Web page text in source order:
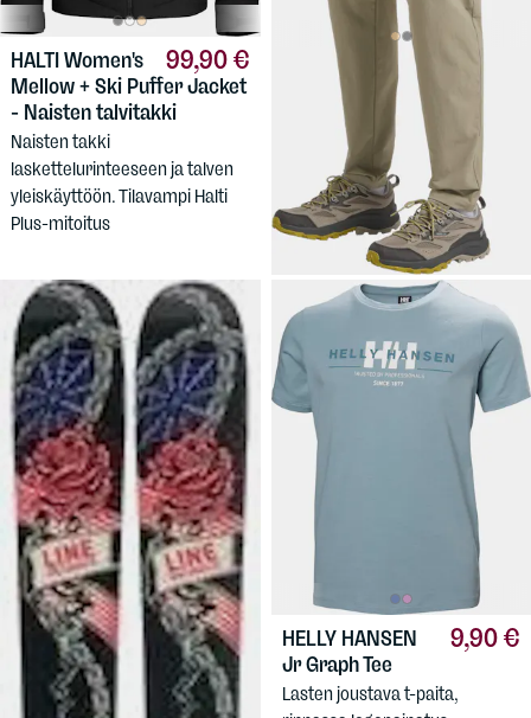
99,90 €
HALTIWomen's
Mellow + Ski Puffer Jacket
- Naisten talvitakki
Naisten takki
laskettelurinteeseen ja talven
yleiskäyttöön. Tilavampi Halti
Plus-mitoitus
WOLFSKIN
Men's Hikeout
Todella kevyet, joustavat
miesten housut kesäkäyttöön.
199,90 €
LINEHoney
Badger TBL 23/24
9,90 €
HELLY HANSEN
Jr Graph Tee
Lasten joustava t-paita,